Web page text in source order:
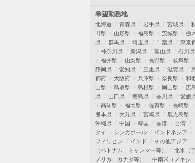
希望勤務地
北海道 青森県 岩手県 宮城県
田県
山形県 福島県 茨城県
栃
県
群馬県 埼玉県 千葉県
東京
神奈川県
新潟県 富山県
石川県
福井県
山梨県 長野県
岐阜県
静岡県
愛知県 三重県 滋賀県
都府
大阪府 兵庫県 奈良県
和
山県
鳥取県 島根県 岡山県
広
県
山口県 徳島県 香川県
愛媛
高知県
福岡県 佐賀県
長崎県
熊本県
大分県 宮崎県
鹿児島県
沖縄県
中国 韓国 香港
台湾
タイ
シンガポール
インドネシア
フィリピン
インド
その他アジア
（ベトナム、ミャンマー等）
北米（
メリカ、カナダ等）
中南米（メキシ